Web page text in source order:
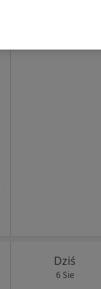
Dziś
6 Sie